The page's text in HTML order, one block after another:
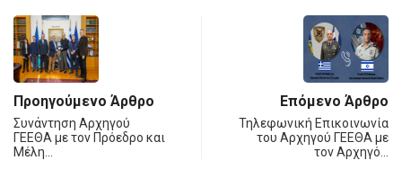
Προηγούμενο Άρθρο
Συνάντηση Αρχηγού
ΓΕΕΘΑ με τον Πρόεδρο και
Μέλη…
Επόμενο Άρθρο
Τηλεφωνική Επικοινωνία
του Αρχηγού ΓΕΕΘΑ με
τον Αρχηγό…